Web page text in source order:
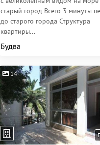
старый город Всего 3 минуты
до старого города Структура
квартиры...
Будва
14